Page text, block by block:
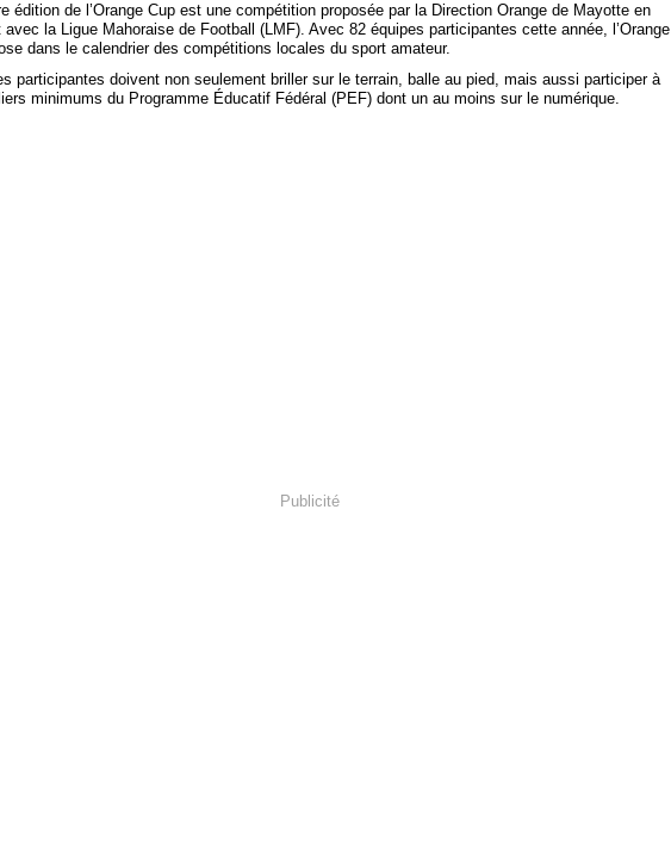
édition de l’Orange Cup est une compétition proposée par la Direction Orange de Mayotte en
avec la Ligue Mahoraise de Football (LMF). Avec 82 équipes participantes cette année, l’Orange
dans le calendrier des compétitions locales du sport amateur.
participantes doivent non seulement briller sur le terrain, balle au pied, mais aussi participer à
minimums du Programme Éducatif Fédéral (PEF) dont un au moins sur le numérique.
Publicité